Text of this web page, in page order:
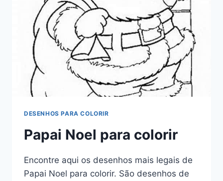
DESENHOS PARA COLORIR
Papai Noel para colorir
Encontre aqui os desenhos mais legais de
Papai Noel para colorir. São desenhos de